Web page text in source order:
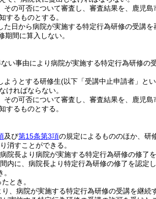
その可否について審査し、審査結果を、鹿児
するものとする。
日から病院が実施する特定行為研修の受講を
期間に算入しない。
い事由により病院が実施する特定行為研修
ようとする研修生(以下「受講中止申請者」と
ければならない。
その可否について審査し、審査結果を、鹿児
するものとする。
及び第15条第3項の規定によるもののほか、研
消すことができる。
院長より病院が実施する特定行為研修の修了
内に、病院長より特定行為研修の修了を認定
とき。
、病院が実施する特定行為研修の受講を継続